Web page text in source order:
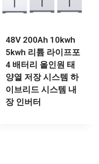
48V 200Ah 10kwh
5kwh 리튬 라이프포
4 배터리 올인원 태
양열 저장 시스템 하
이브리드 시스템 내
장 인버터